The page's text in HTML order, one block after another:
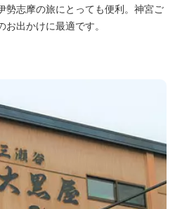
勢志摩の旅にとっても便利。神宮ご
出かけに最適です。